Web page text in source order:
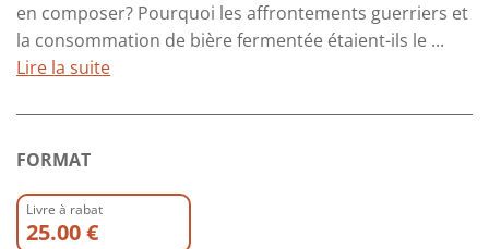
en composer? Pourquoi les affrontements guerriers et
la consommation de bière fermentée étaient-ils le ...
Lire la suite
FORMAT
Livre à rabat
25.00 €